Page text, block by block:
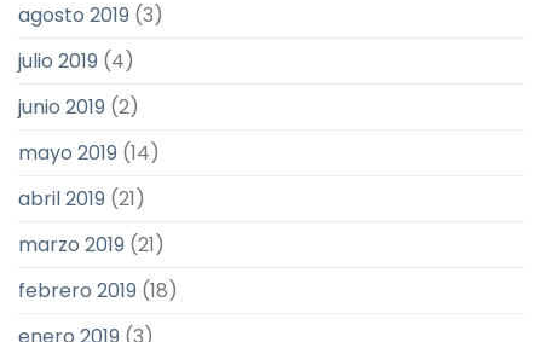
agosto 2019 (3)
julio 2019 (4)
junio 2019 (2)
mayo 2019 (14)
abril 2019 (21)
marzo 2019 (21)
febrero 2019 (18)